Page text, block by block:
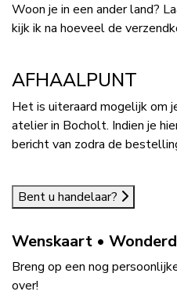
Woon je in een ander land?
kijk ik na hoeveel de
AFHAALPUNT
Het is uiteraard mogelijk om
atelier in Bocholt. Indien je
bericht van zodra de
Bent u handelaar?
Wenskaart •
Breng op een nog
over!